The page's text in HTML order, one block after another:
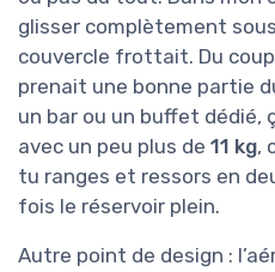
glisser complètement
couvercle frottait. Du
prenait une bonne partie
un bar ou un buffet dédié,
avec un peu plus de 11 kg,
tu ranges et ressors en
fois le réservoir plein.
Autre point de design :